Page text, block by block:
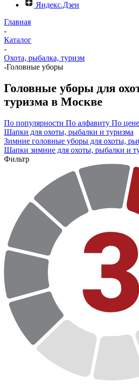
Яндекс.Дзен
Главная
-
Каталог
-
Охота, рыбалка, туризм
-Головные уборы
Головные уборы для
туризма в Москве
По популярности По алфавиту По цене
Шапки для охоты, рыбалки и туризма
Зимние головные уборы для охоты,
Шапки зимние для охоты, рыбалки и
Фильтр